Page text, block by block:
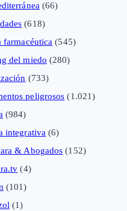
(66)
(618)
farmacéutica (545)
del miedo (280)
(733)
peligrosos (1.021)
(984)
integrativa (6)
& Abogados (152)
(4)
(101)
(1)